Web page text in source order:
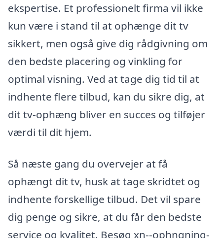
ekspertise. Et professionelt firma vil ikke
kun være i stand til at ophænge dit tv
sikkert, men også give dig rådgivning om
den bedste placering og vinkling for
optimal visning. Ved at tage dig tid til at
indhente flere tilbud, kan du sikre dig, at
dit tv-ophæng bliver en succes og tilføjer
værdi til dit hjem.
Så næste gang du overvejer at få
ophængt dit tv, husk at tage skridtet og
indhente forskellige tilbud. Det vil spare
dig penge og sikre, at du får den bedste
service og kvalitet. Besøg xn--ophngning-